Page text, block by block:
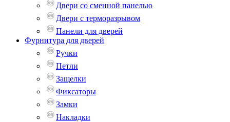
Двери со сменной панелью
Двери с терморазрывом
Панели для дверей
Фурнитура для дверей
Ручки
Петли
Защелки
Фиксаторы
Замки
Накладки